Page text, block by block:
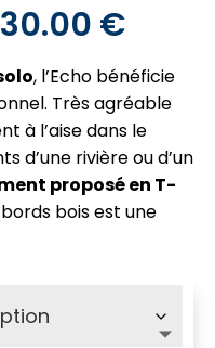
€Plage
de
prix :
à
, l’Echo bénéficie
Très agréable
à l’aise dans le
d’une rivière ou d’un
proposé en T-
bois est une